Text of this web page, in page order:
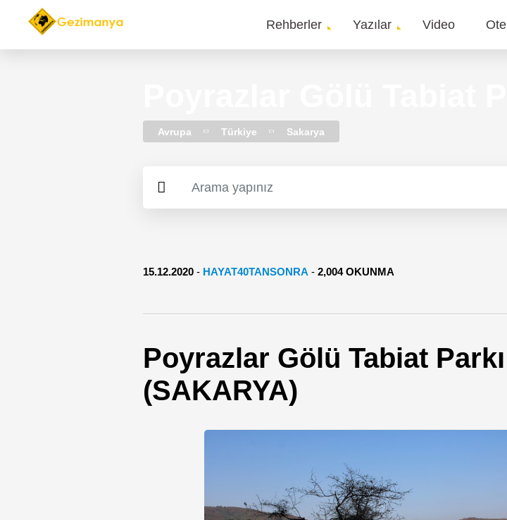
Main
Rehberler Yazılar Video Otel
Avrupa Türkiye Sakarya
15.12.2020 - HAYAT40TANSONRA -2,004 OKUNMA
Poyrazlar Gölü Tabiat Parkı
(SAKARYA)